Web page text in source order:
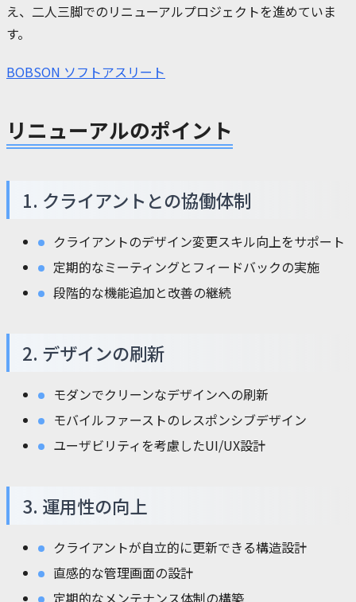
え、二人三脚でのリニューアルプロジェクトを進めていま
す。
BOBSON ソフトアスリート
リニューアルのポイント
1. クライアントとの協働体制
クライアントのデザイン変更スキル向上をサポート
定期的なミーティングとフィードバックの実施
段階的な機能追加と改善の継続
2. デザインの刷新
モダンでクリーンなデザインへの刷新
モバイルファーストのレスポンシブデザイン
ユーザビリティを考慮したUI/UX設計
3. 運用性の向上
クライアントが自立的に更新できる構造設計
直感的な管理画面の設計
定期的なメンテナンス体制の構築